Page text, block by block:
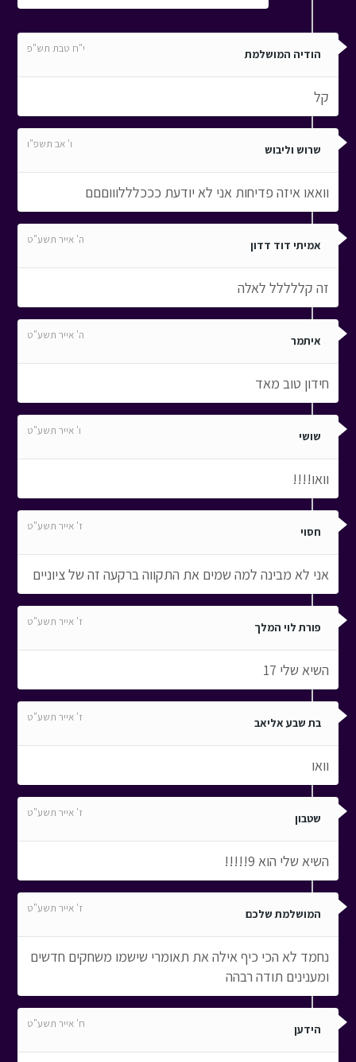
הודיה המושלמת י"ח טבת תש"פ
קל
שרוש וליבוש ו' אב תשפ"ו
וואאו איזה פדיחות אני לא יודעת כככלללוווםםם
אמיתי דוד דדון ה' אייר תשע"ט
זה קללללל לאלה
איתמר ה' אייר תשע"ט
חידון טוב מאד
שושי ו' אייר תשע"ט
וואו!!!!
חסוי ז' אייר תשע"ט
אני לא מבינה למה שמים את התקווה ברקעה זה של ציוניים
פורת לוי המלך ז' אייר תשע"ט
השיא שלי 17
בת שבע אליאב ז' אייר תשע"ט
וואו
שטבון ז' אייר תשע"ט
השיא שלי הוא 9!!!!!
המושלמת שלכם ז' אייר תשע"ט
נחמד לא הכי כיף אילה את תאומרי שישמו משחקים חדשים
ומענינים תודה רבהה
הידען ח' אייר תשע"ט